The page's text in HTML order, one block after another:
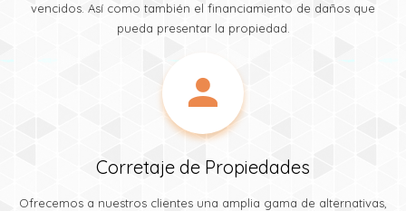
vencidos. Así como también el financiamiento de daños que
pueda presentar la propiedad.
Corretaje de Propiedades
Ofrecemos a nuestros clientes una amplia gama de alternativas,